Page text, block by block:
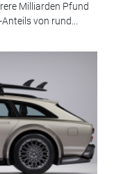
Milliarden Pfund
von rund...